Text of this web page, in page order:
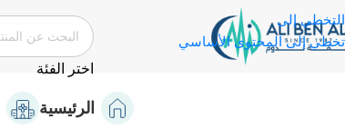
التخطي إلى
تخطي إلى المحتوى الأساسي
اختر الفئة
الرئيسية